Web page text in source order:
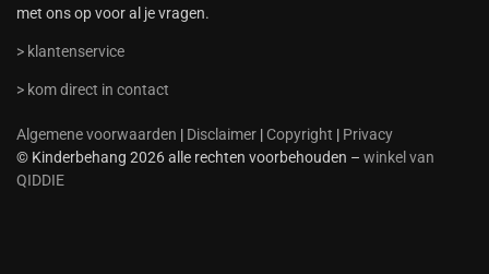
met ons op voor al je vragen.
> klantenservice
> kom direct in contact
Algemene voorwaarden | Disclaimer | Copyright | Privacy
© Kinderbehang 2026 alle rechten voorbehouden – winkel van
QIDDIE